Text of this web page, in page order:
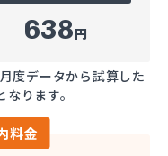
638円
度データから試算した
ります。
料金